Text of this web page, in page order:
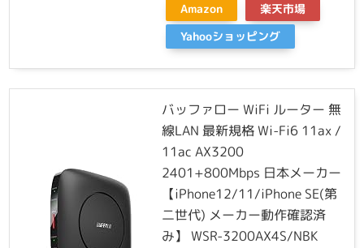
Amazon
楽天市場
Yahooショッピング
バッファロー WiFi ルーター 無
線LAN 最新規格 Wi-Fi6 11ax /
11ac AX3200
2401+800Mbps 日本メーカー
【iPhone12/11/iPhone SE(第
二世代) メーカー動作確認済
み】 WSR-3200AX4S/NBK